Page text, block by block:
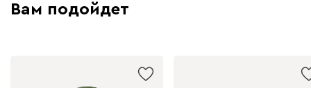
Вам подойдет